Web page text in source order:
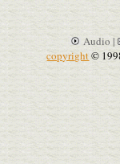
Audio |
copyright©